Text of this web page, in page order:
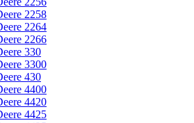
2258
2264
2266
330
3300
430
4400
4420
4425